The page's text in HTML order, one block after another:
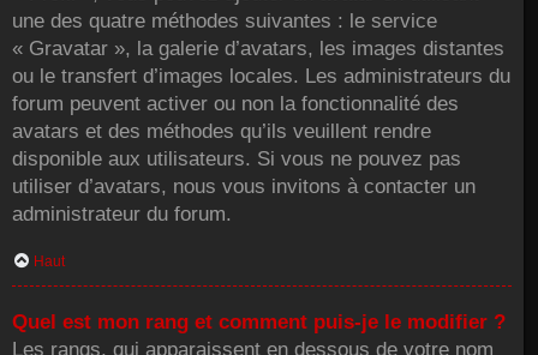
une des quatre méthodes suivantes : le service
« Gravatar », la galerie d’avatars, les images distantes
ou le transfert d’images locales. Les administrateurs du
forum peuvent activer ou non la fonctionnalité des
avatars et des méthodes qu’ils veuillent rendre
disponible aux utilisateurs. Si vous ne pouvez pas
utiliser d’avatars, nous vous invitons à contacter un
administrateur du forum.
Haut
Quel est mon rang et comment puis-je le modifier ?
Les rangs, qui apparaissent en dessous de votre nom